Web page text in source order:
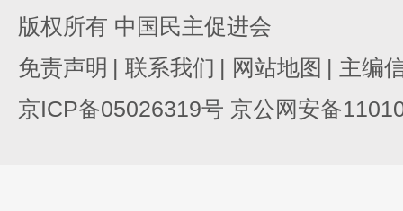
版权所有 中国民主促进会
免责声明 | 联系我们 | 网站地图 | 主编
京ICP备05026319号 京公网安备